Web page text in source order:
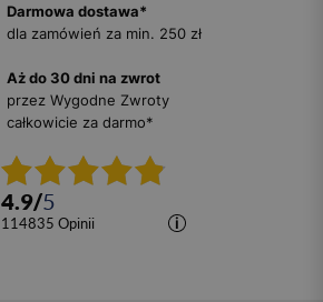
Darmowa dostawa*
dla zamówień za min. 250 zł
Aż do 30 dni na zwrot
przez Wygodne Zwroty
całkowicie za darmo*
4.9/5
114835 opinii